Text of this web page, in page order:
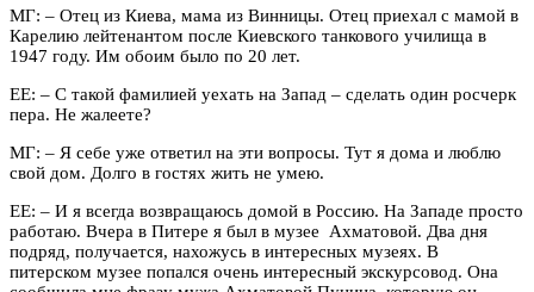
МГ: – Отец из Киева, мама из Винницы. Отец приехал с мамой в
Карелию лейтенантом после Киевского танкового училища в
1947 году. Им обоим было по 20 лет.
ЕЕ: – С такой фамилией уехать на Запад – сделать один росчерк
пера. Не жалеете?
МГ: – Я себе уже ответил на эти вопросы. Тут я дома и люблю
свой дом. Долго в гостях жить не умею.
ЕЕ: – И я всегда возвращаюсь домой в Россию. На Западе просто
работаю. Вчера в Питере я был в музее Ахматовой. Два дня
подряд, получается, нахожусь в интересных музеях. В
питерском музее попался очень интересный экскурсовод. Она